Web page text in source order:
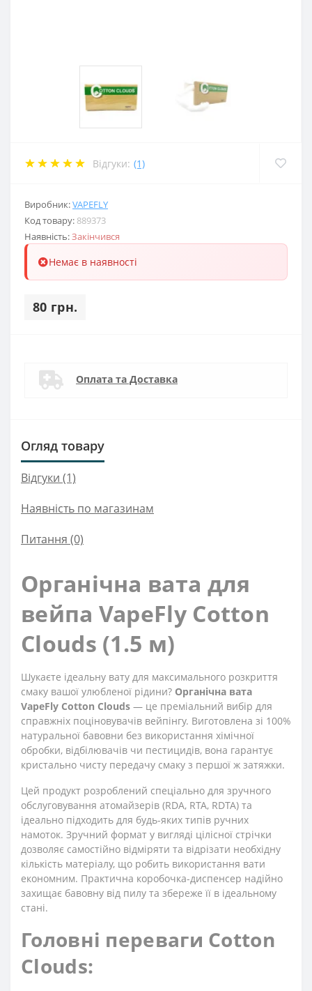
Відгуки: (1)
Виробник:VAPEFLY
Код товару: 889373
Наявність:Закінчився
Немає в наявності
80 грн.
Оплата та Доставка
Огляд товару
Відгуки (1)
Наявність по магазинам
Питання (0)
Органічна вата для
вейпа VapeFly Cotton
Clouds (1.5 м)
Шукаєте ідеальну вату для максимального розкриття
смаку вашої улюбленої рідини? Органічна вата
VapeFly Cotton Clouds — це преміальний вибір для
справжніх поціновувачів вейпінгу. Виготовлена зі 100%
натуральної бавовни без використання хімічної
обробки, відбілювачів чи пестицидів, вона гарантує
кристально чисту передачу смаку з першої ж затяжки.
Цей продукт розроблений спеціально для зручного
обслуговування атомайзерів (RDA, RTA, RDTA) та
ідеально підходить для будь-яких типів ручних
намоток. Зручний формат у вигляді цілісної стрічки
дозволяє самостійно відміряти та відрізати необхідну
кількість матеріалу, що робить використання вати
економним. Практична коробочка-диспенсер надійно
захищає бавовну від пилу та збереже її в ідеальному
стані.
Головні переваги Cotton
Clouds: